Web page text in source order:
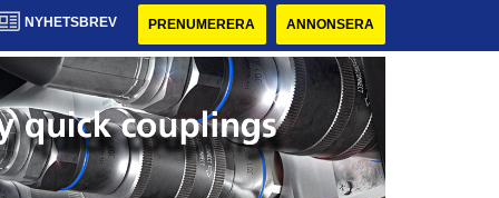
NYHETSBREV PRENUMERERA ANNONSERA